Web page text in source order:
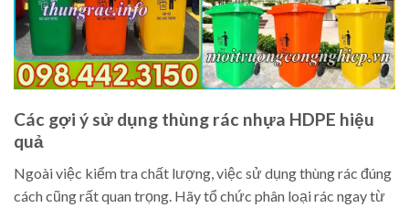
Các gợi ý sử dụng thùng rác nhựa HDPE hiệu
quả
Ngoài việc kiểm tra chất lượng, việc sử dụng thùng rác đúng
cách cũng rất quan trọng. Hãy tổ chức phân loại rác ngay từ